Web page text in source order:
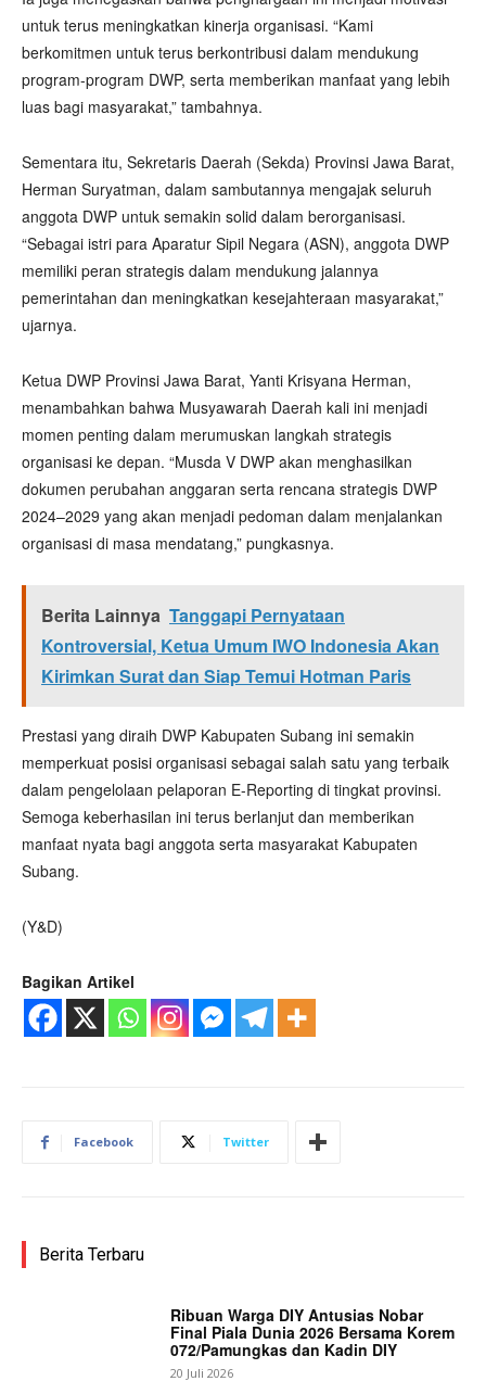
untuk terus meningkatkan kinerja organisasi. “Kami
berkomitmen untuk terus berkontribusi dalam mendukung
program-program DWP, serta memberikan manfaat yang lebih
luas bagi masyarakat,” tambahnya.
Sementara itu, Sekretaris Daerah (Sekda) Provinsi Jawa Barat,
Herman Suryatman, dalam sambutannya mengajak seluruh
anggota DWP untuk semakin solid dalam berorganisasi.
“Sebagai istri para Aparatur Sipil Negara (ASN), anggota DWP
memiliki peran strategis dalam mendukung jalannya
pemerintahan dan meningkatkan kesejahteraan masyarakat,”
ujarnya.
Ketua DWP Provinsi Jawa Barat, Yanti Krisyana Herman,
menambahkan bahwa Musyawarah Daerah kali ini menjadi
momen penting dalam merumuskan langkah strategis
organisasi ke depan. “Musda V DWP akan menghasilkan
dokumen perubahan anggaran serta rencana strategis DWP
2024–2029 yang akan menjadi pedoman dalam menjalankan
organisasi di masa mendatang,” pungkasnya.
Berita Lainnya Tanggapi Pernyataan
Kontroversial, Ketua Umum IWO Indonesia Akan
Kirimkan Surat dan Siap Temui Hotman Paris
Prestasi yang diraih DWP Kabupaten Subang ini semakin
memperkuat posisi organisasi sebagai salah satu yang terbaik
dalam pengelolaan pelaporan E-Reporting di tingkat provinsi.
Semoga keberhasilan ini terus berlanjut dan memberikan
manfaat nyata bagi anggota serta masyarakat Kabupaten
Subang.
(Y&D)
Bagikan Artikel
Facebook Twitter
Berita Terbaru
Ribuan Warga DIY Antusias Nobar
Final Piala Dunia 2026 Bersama Korem
072/Pamungkas dan Kadin DIY
20 Juli 2026